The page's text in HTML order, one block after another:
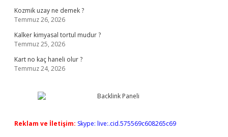
Kozmik uzay ne demek ?
Temmuz 26, 2026
Kalker kimyasal tortul mudur ?
Temmuz 25, 2026
Kart no kaç haneli olur ?
Temmuz 24, 2026
Reklam ve İletişim: Skype: live:.cid.575569c608265c69